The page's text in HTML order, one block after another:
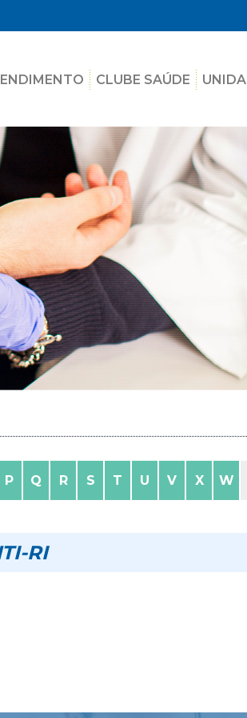
CLUBE SAÚDE
P Q R S T U V X W
RI